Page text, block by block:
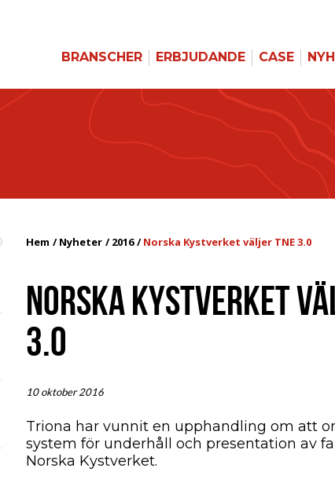
BRANSCHER ERBJUDANDE CASE
Hem Nyheter 2016 Norska Kystverket väljer TNE 3.0
NORSKA KYSTVERKET
3.0
10 oktober 2016
Triona har vunnit en upphandling om att
system för underhåll och presentation av
Norska Kystverket.